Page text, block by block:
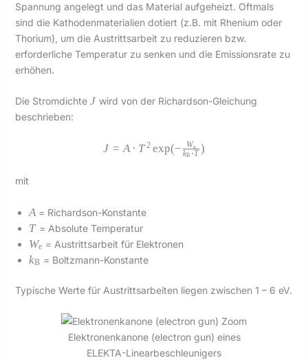
Spannung angelegt und das Material aufgeheizt. Oftmals
sind die Kathodenmaterialien dotiert (z.B. mit Rhenium oder
Thorium), um die Austrittsarbeit zu reduzieren bzw.
erforderliche Temperatur zu senken und die Emissionsrate zu
erhöhen.
Die Stromdichte J
J wird von der Richardson-Gleichung
beschrieben:
J = A \cdot T^2
J = A ⋅ T 2 exp(− kB ⋅T
We )
mit
A
A= Richardson-Konstante
T
T= Absolute Temperatur
W_\text{e}
We = Austrittsarbeit für Elektronen
k_\text{B}
kB = Boltzmann-Konstante
Typische Werte für Austrittsarbeiten liegen zwischen 1 – 6 eV.
Elektronenkanone (electron gun) eines
ELEKTA-Linearbeschleunigers